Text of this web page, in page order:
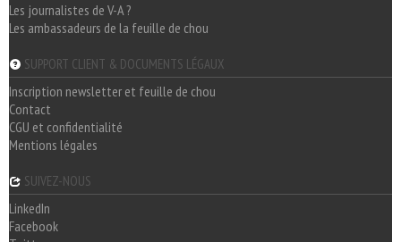
Les journalistes de V-A ?
Les ambassadeurs de la feuille de chou
SUPPORT CLIENT & DOCUMENTS LÉGAUX
Inscription newsletter et feuille de chou
Contact
CGU et confidentialité
Mentions légales
SUIVEZ-NOUS
LinkedIn
Facebook